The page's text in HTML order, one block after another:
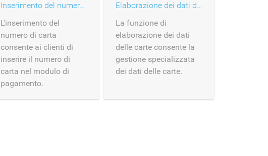
Inserimento del numero di carta
L'inserimento del
numero di carta
consente ai clienti di
inserire il numero di
carta nel modulo di
pagamento.
Elaborazione dei dati della carta
La funzione di
elaborazione dei dati
delle carte consente la
gestione specializzata
dei dati delle carte.